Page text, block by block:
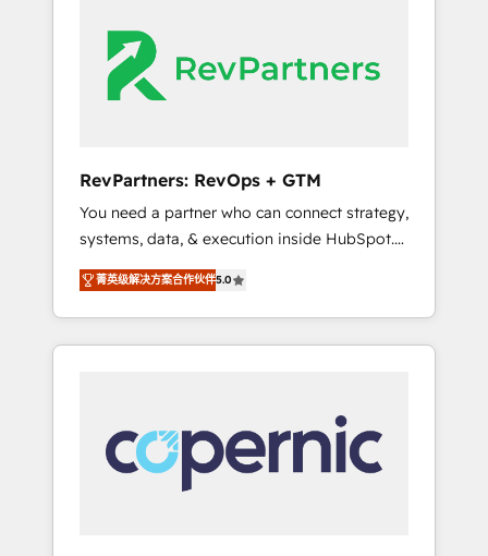
looking for...and get your next big initiative
moving!
engine. We onboard your team, migrate your
data, and build AI-powered workflows that
drive adoption from week one, in your time
from any legacy CRM. Zero downtime, full
data integrity. ➤ Implementation: Configure
HubSpot to run your revenue process. Sales,
marketing, and service wired together. ➤ AI
and Integrations: Layer Breeze AI, custom
agents, and APIs to remove manual work. ➤
Ongoing Management: Monthly tune-ups,
portal? We are built for the work.
RevPartners: RevOps + GTM
You need a partner who can connect strategy,
systems, data, & execution inside HubSpot.
We bridge the gap where most agencies fall
short by combining GTM strategy with
technical execution to solve the right
problem with the right solution. As the only
our clients gain a unique advantage in CRM
architecture, pipeline generation, data
intelligence, and go-to-market execution.
菁英级解决方案合作伙伴5.0